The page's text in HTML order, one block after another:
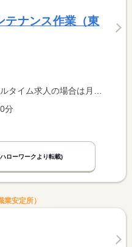
テナンス作業（東
、パート求人の場合は時間額を表示しています。
分
ローワークより転載)
安定所）